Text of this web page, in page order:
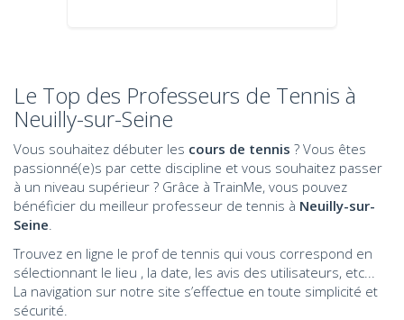
Le Top des Professeurs de Tennis à
Neuilly-sur-Seine
Vous souhaitez débuter les cours de tennis ? Vous êtes
passionné(e)s par cette discipline et vous souhaitez passer
à un niveau supérieur ? Grâce à TrainMe, vous pouvez
bénéficier du meilleur professeur de tennis à Neuilly-sur-
Seine.
Trouvez en ligne le prof de tennis qui vous correspond en
sélectionnant le lieu , la date, les avis des utilisateurs, etc...
La navigation sur notre site s’effectue en toute simplicité et
sécurité.